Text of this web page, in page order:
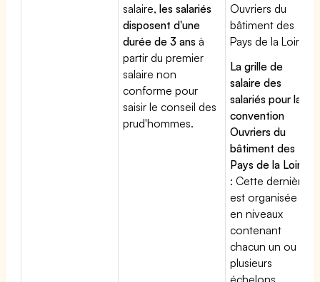
salaire,les salariés
disposent d'une
durée de 3 ans à
partir du premier
salaire non
conforme pour
saisir le conseil des
prud'hommes.
Ouvriers du
bâtiment des
Pays de la Loire
La grille de
salaire des
salariés pour la
convention
Ouvriers du
bâtiment des
Pays de la Loire
: Cette dernière
est organisée
en niveaux
contenant
chacun un ou
plusieurs
échelons.